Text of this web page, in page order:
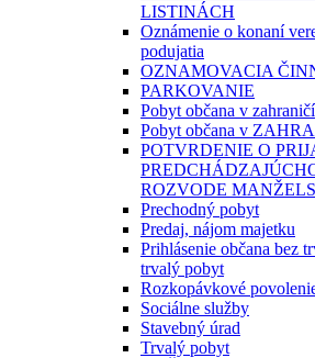
LISTINÁCH
Oznámenie o konaní
podujatia
OZNAMOVACIA
PARKOVANIE
Pobyt občana v zahraničí
Pobyt občana v
POTVRDENIE O
ROZVODE
Prechodný pobyt
Predaj, nájom majetku
Prihlásenie občana bez
trvalý pobyt
Rozkopávkové
Sociálne služby
Stavebný úrad
Trvalý pobyt